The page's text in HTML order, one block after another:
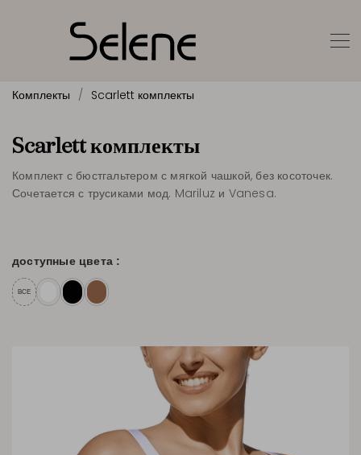
Комплекты Scarlett комплекты
Scarlett комплекты
Комплект с бюстгальтером с мягкой чашкой, без косоточек.
Сочетается с трусиками мод. Mariluz и Vanesa.
доступные цвета :
ВСЕ